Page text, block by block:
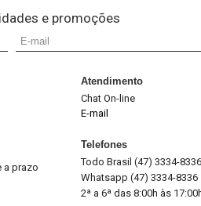
e promoções
a prazo
Atendimento
Chat On-line
E-mail
Telefones
Todo Brasil (47) 3334-8336
Whatsapp (47) 3334-8336
2ª a 6ª das 8:00h às